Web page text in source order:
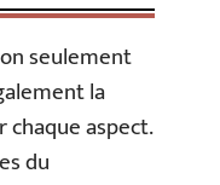
seulement
la
aspect.
du